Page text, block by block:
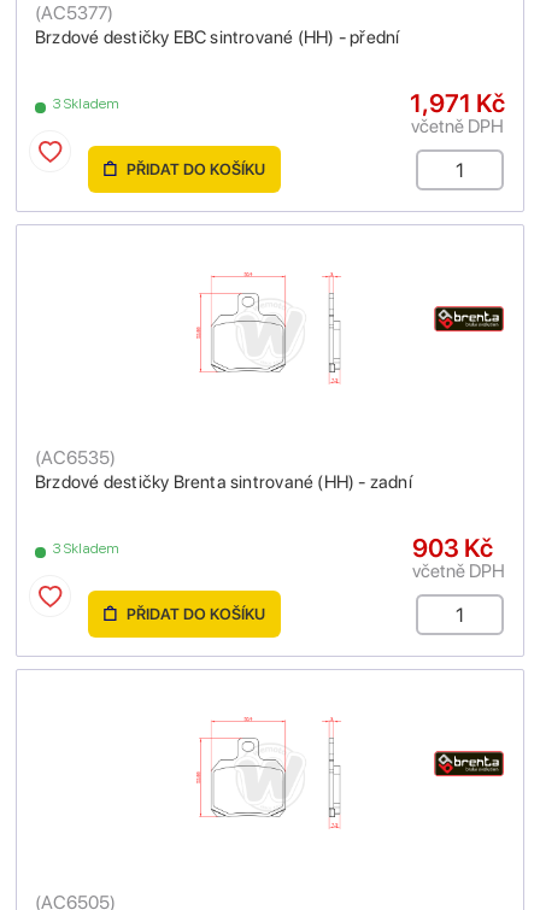
Brzdové destičky EBC sintrované (HH) - přední
(AC5377)
3 Skladem 1,971 Kč
včetně DPH
PŘIDAT DO KOŠÍKU
Brzdové destičky Brenta sintrované (HH) - zadní
(AC6535)
3 Skladem 903 Kč
včetně DPH
PŘIDAT DO KOŠÍKU
(AC6505)